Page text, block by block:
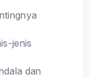
jenis
dan